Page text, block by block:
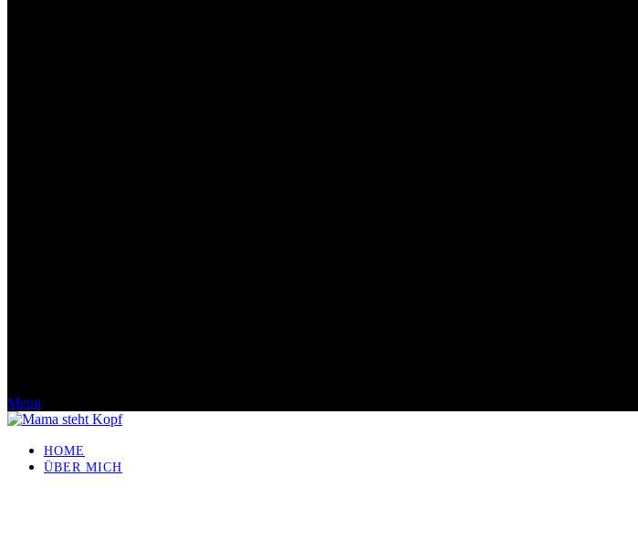
Menü
HOME
ÜBER MICH